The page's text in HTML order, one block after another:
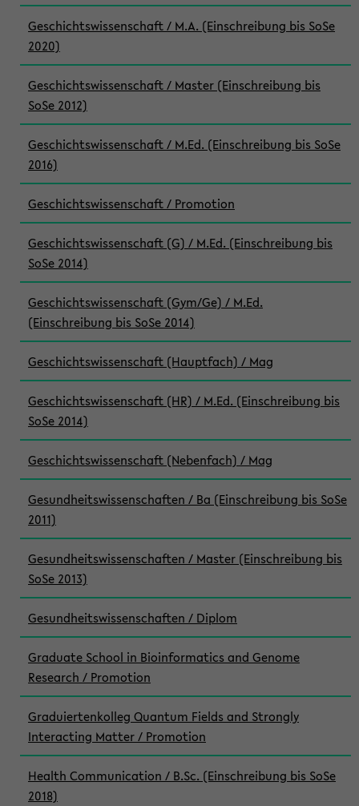
Geschichtswissenschaft / M.A. (Einschreibung bis SoSe
2020)
Geschichtswissenschaft / Master (Einschreibung bis
SoSe 2012)
Geschichtswissenschaft / M.Ed. (Einschreibung bis SoSe
2016)
Geschichtswissenschaft / Promotion
Geschichtswissenschaft (G) / M.Ed. (Einschreibung bis
SoSe 2014)
Geschichtswissenschaft (Gym/Ge) / M.Ed.
(Einschreibung bis SoSe 2014)
Geschichtswissenschaft (Hauptfach) / Mag
Geschichtswissenschaft (HR) / M.Ed. (Einschreibung bis
SoSe 2014)
Geschichtswissenschaft (Nebenfach) / Mag
Gesundheitswissenschaften / Ba (Einschreibung bis SoSe
2011)
Gesundheitswissenschaften / Master (Einschreibung bis
SoSe 2013)
Gesundheitswissenschaften / Diplom
Graduate School in Bioinformatics and Genome
Research / Promotion
Graduiertenkolleg Quantum Fields and Strongly
Interacting Matter / Promotion
Health Communication / B.Sc. (Einschreibung bis SoSe
2018)